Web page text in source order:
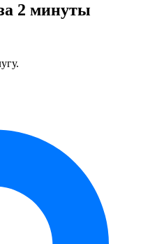
2 минуты